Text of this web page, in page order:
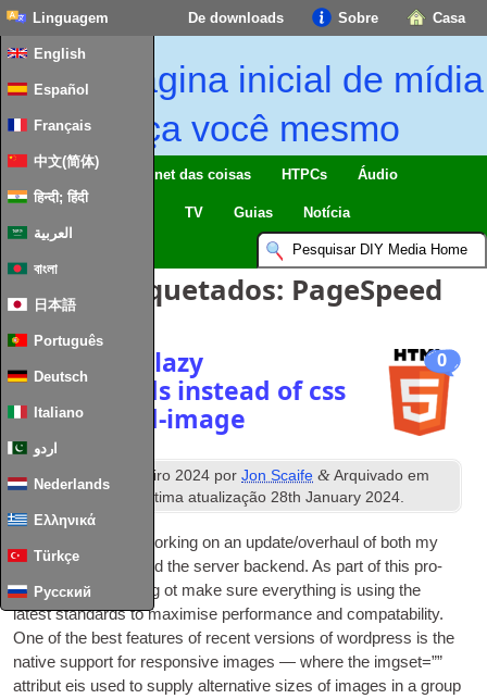
Casa
Sobre
De downloads
Linguagem
English
Español
Français
中文(简体)
हिन्दी; हिंदी
العربية
বাংলা
日本語
Português
Deutsch
Italiano
اردو
Nederlands
Ελληνικά
Türkçe
Русский
Página inicial de mídia
faça você mesmo
Lar inteligente & Internet das coisas HTPCs Áudio
TV Guias Notícia
Artigos Etiquetados: PageSpeed
0
Responsive lazy
backgrounds instead of css
background-image
Publicados 18 Janeiro 2024 porJon Scaife &Arquivado em
. Ultima atualização28th January 2024.
I’ve recently been work­ing on an update/overhaul of both my
vari­ous web­sites and the serv­er backend.As part of this pro­
cess I’ve been try­ing ot make sure everything is using the
latest stand­ards to max­im­ise per­form­ance and com­pat­ab­il­ity.
One of the best fea­tures of recent ver­sions of word­press is the
nat­ive sup­port for respons­ive images — where the img­set=””
attribut eis used to sup­ply altern­at­ive sizes of images in a group